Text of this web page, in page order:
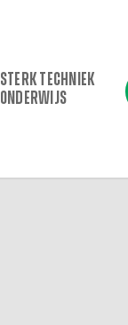
STERK TECHNIEK
ONDERWIJS